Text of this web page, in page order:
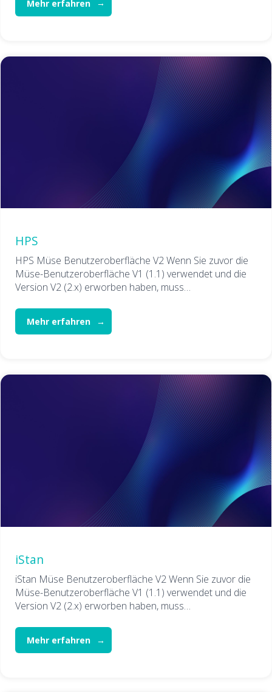
Mehr erfahren
HPS
HPS Müse Benutzeroberfläche V2 Wenn Sie zuvor die
Müse-Benutzeroberfläche V1 (1.1) verwendet und die
Version V2 (2.x) erworben haben, muss…
Mehr erfahren
iStan
iStan Müse Benutzeroberfläche V2 Wenn Sie zuvor die
Müse-Benutzeroberfläche V1 (1.1) verwendet und die
Version V2 (2.x) erworben haben, muss…
Mehr erfahren